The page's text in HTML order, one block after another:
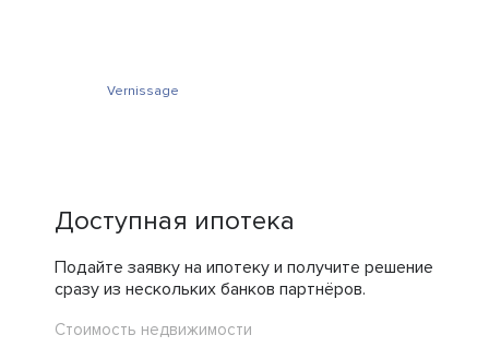
Vernissage
Доступная ипотека
Подайте заявку на ипотеку и получите решение
сразу из нескольких банков партнёров.
Стоимость недвижимости